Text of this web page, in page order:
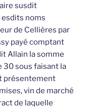
susdit
noms
de Cellières par
payé comptant
Allain la somme
30 sous faisant la
présentement
vin de marché
de laquelle